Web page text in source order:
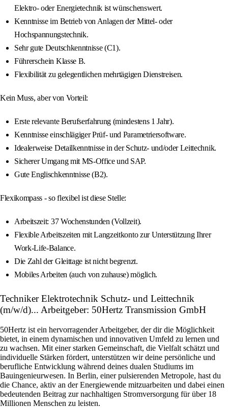
Elektro- oder Energietechnik ist wünschenswert.
Kenntnisse im Betrieb von Anlagen der Mittel- oder
Hochspannungstechnik.
Sehr gute Deutschkenntnisse (C1).
Führerschein Klasse B.
Flexibilität zu gelegentlichen mehrtägigen Dienstreisen.
Kein Muss, aber von Vorteil:
Erste relevante Berufserfahrung (mindestens 1 Jahr).
Kenntnisse einschlägiger Prüf- und Parametriersoftware.
Idealerweise Detailkenntnisse in der Schutz- und/oder Leittechnik.
Sicherer Umgang mit MS-Office und SAP.
Gute Englischkenntnisse (B2).
Flexikompass - so flexibel ist diese Stelle:
Arbeitszeit: 37 Wochenstunden (Vollzeit).
Flexible Arbeitszeiten mit Langzeitkonto zur Unterstützung Ihrer
Work-Life-Balance.
Die Zahl der Gleittage ist nicht begrenzt.
Mobiles Arbeiten (auch von zuhause) möglich.
Techniker Elektrotechnik Schutz- und Leittechnik
(m/w/d)... Arbeitgeber: 50Hertz Transmission GmbH
50Hertz ist ein hervorragender Arbeitgeber, der dir die Möglichkeit
bietet, in einem dynamischen und innovativen Umfeld zu lernen und
zu wachsen. Mit einer starken Gemeinschaft, die Vielfalt schätzt und
individuelle Stärken fördert, unterstützen wir deine persönliche und
berufliche Entwicklung während deines dualen Studiums im
Bauingenieurwesen. In Berlin, einer pulsierenden Metropole, hast du
die Chance, aktiv an der Energiewende mitzuarbeiten und dabei einen
bedeutenden Beitrag zur nachhaltigen Stromversorgung für über 18
Millionen Menschen zu leisten.